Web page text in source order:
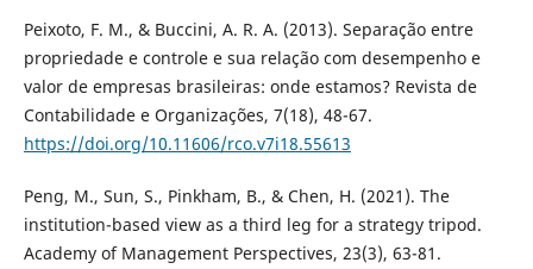
Peixoto, F. M., & Buccini, A. R. A. (2013). Separação entre
propriedade e controle e sua relação com desempenho e
valor de empresas brasileiras: onde estamos? Revista de
Contabilidade e Organizações, 7(18), 48-67.
https://doi.org/10.11606/rco.v7i18.55613
Peng, M., Sun, S., Pinkham, B., & Chen, H. (2021). The
institution-based view as a third leg for a strategy tripod.
Academy of Management Perspectives, 23(3), 63-81.